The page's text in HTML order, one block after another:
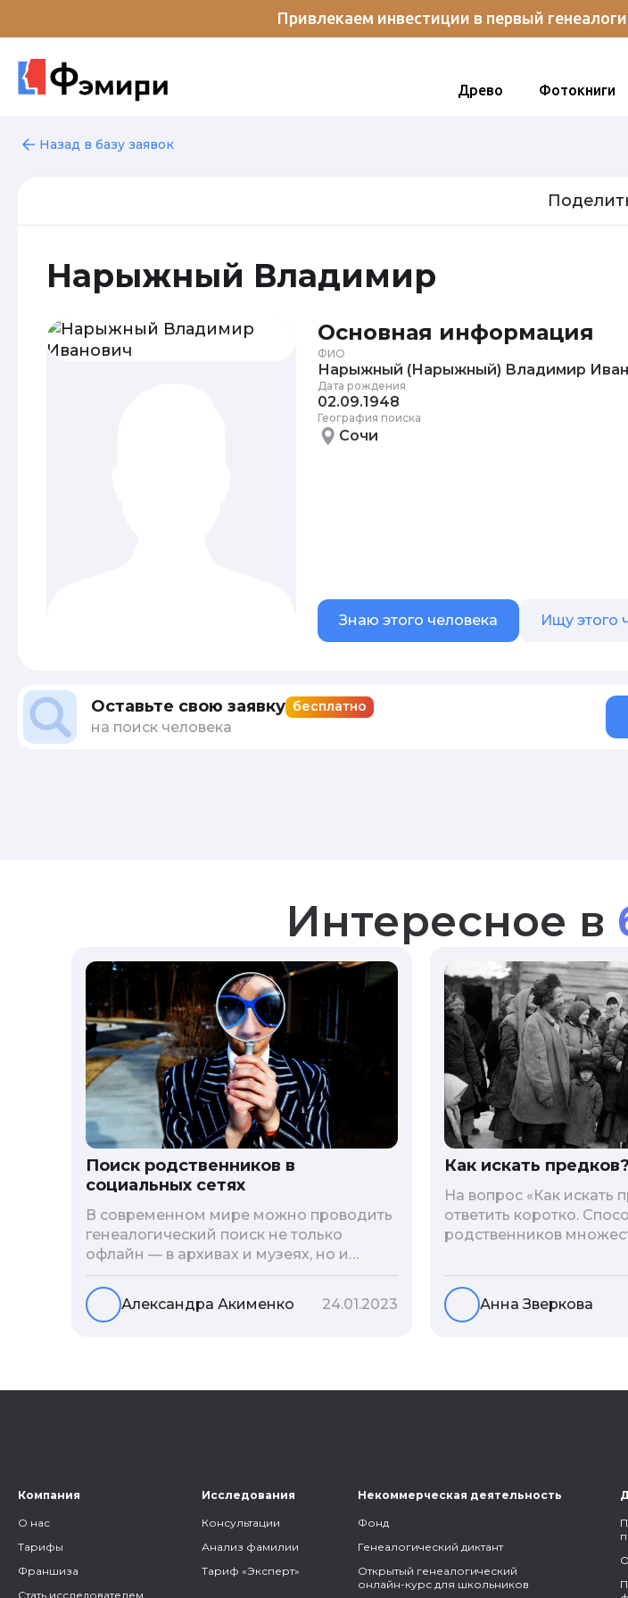
Привлекаем инвестиции в первый
Древо Фотокниги
Назад в базу заявок
Нарыжный Владимир
Основная информация
ФИО
Нарыжный (Нарыжный) Владимир
Дата рождения
02.09.1948
География поиска
Сочи
Знаю этого человека Ищу этого
Оставьте свою заявку бесплатно
на поиск человека
Интересное в
Поиск родственников в
социальных сетях
В современном мире можно проводить
генеалогический поиск не только
офлайн — в архивах и музеях, но и
воспользоваться интернетом. Сегодня
мы расскажем вам как и в каких
социальных сетях можно провести
то, как грамотно построить с ними
Александра Акименко 24.01.2023
Как искать предков?
На вопрос «Как искать
ответить коротко.
родственников
социальные сети, ДНК-
базы. Именно поэтому
вас подборку лучших
Анна Зверкова
Компания
О нас
Тарифы
Франшиза
Стать исследователем
Исследования
Консультации
Анализ фамилии
Тариф «Эксперт»
Некоммерческая деятельность
Фонд
Генеалогический диктант
Открытый генеалогический
онлайн-курс для школьников